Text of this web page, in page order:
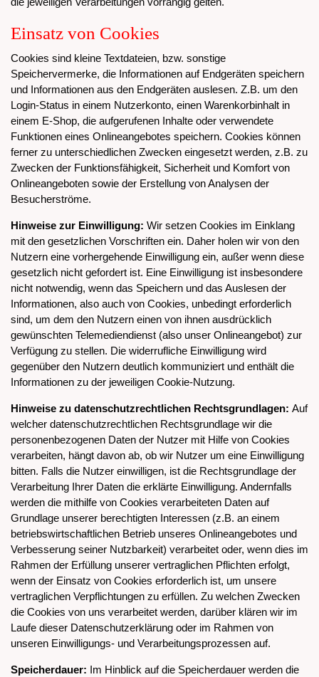
Einsatz von Cookies
Cookies sind kleine Textdateien, bzw. sonstige
Speichervermerke, die Informationen auf Endgeräten speichern
und Informationen aus den Endgeräten auslesen. Z.B. um den
Login-Status in einem Nutzerkonto, einen Warenkorbinhalt in
einem E-Shop, die aufgerufenen Inhalte oder verwendete
Funktionen eines Onlineangebotes speichern. Cookies können
ferner zu unterschiedlichen Zwecken eingesetzt werden, z.B. zu
Zwecken der Funktionsfähigkeit, Sicherheit und Komfort von
Onlineangeboten sowie der Erstellung von Analysen der
Besucherströme.
Hinweise zur Einwilligung: Wir setzen Cookies im Einklang
mit den gesetzlichen Vorschriften ein. Daher holen wir von den
Nutzern eine vorhergehende Einwilligung ein, außer wenn diese
gesetzlich nicht gefordert ist. Eine Einwilligung ist insbesondere
nicht notwendig, wenn das Speichern und das Auslesen der
Informationen, also auch von Cookies, unbedingt erforderlich
sind, um dem den Nutzern einen von ihnen ausdrücklich
gewünschten Telemediendienst (also unser Onlineangebot) zur
Verfügung zu stellen. Die widerrufliche Einwilligung wird
gegenüber den Nutzern deutlich kommuniziert und enthält die
Informationen zu der jeweiligen Cookie-Nutzung.
Hinweise zu datenschutzrechtlichen Rechtsgrundlagen: Auf
welcher datenschutzrechtlichen Rechtsgrundlage wir die
personenbezogenen Daten der Nutzer mit Hilfe von Cookies
verarbeiten, hängt davon ab, ob wir Nutzer um eine Einwilligung
bitten. Falls die Nutzer einwilligen, ist die Rechtsgrundlage der
Verarbeitung Ihrer Daten die erklärte Einwilligung. Andernfalls
werden die mithilfe von Cookies verarbeiteten Daten auf
Grundlage unserer berechtigten Interessen (z.B. an einem
betriebswirtschaftlichen Betrieb unseres Onlineangebotes und
Verbesserung seiner Nutzbarkeit) verarbeitet oder, wenn dies im
Rahmen der Erfüllung unserer vertraglichen Pflichten erfolgt,
wenn der Einsatz von Cookies erforderlich ist, um unsere
vertraglichen Verpflichtungen zu erfüllen. Zu welchen Zwecken
die Cookies von uns verarbeitet werden, darüber klären wir im
Laufe dieser Datenschutzerklärung oder im Rahmen von
unseren Einwilligungs- und Verarbeitungsprozessen auf.
Speicherdauer: Im Hinblick auf die Speicherdauer werden die